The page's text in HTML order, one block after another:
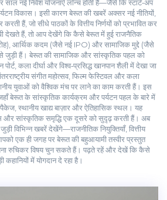
नई निवेश योजनाएँ लॉन्च होती हैं—जैसे कि स्टार्ट‑अप
विकास। इसी कारण बेरूत की खबरें अक्सर नई नीतियों,
हैं, जो सीधे पाठकों के वित्तीय निर्णयों को प्रभावित कर
देखते हैं, तो आप देखेंगे कि कैसे बेरूत में हुई राजनैतिक
आर्थिक कदम (जैसे नई IPO) और सामाजिक मुद्दे (जैसे
जुड़ी हैं। बेरूत की सामाजिक और सांस्कृतिक पहल को
पोर्ट, कला दीर्घा और विश्व‑प्रसिद्ध खानपान शैलीमें देखा जा
संगीत महोत्सव, फिल्म फेस्टिवल और कला
युवाओं को वैश्विक मंच पर लाने का काम करती हैं। इस
बेरूत के सांस्कृतिक कार्यक्रम और पर्यटन पहल के बारे में
स्थानीय खाद्य बाज़ार और ऐतिहासिक स्थल। यह
और सांस्कृतिक समृद्धि एक दूसरे को सुदृढ़ करती हैं। अब
विभिन्न खबरें देखेंगे—राजनीतिक नियुक्तियाँ, वित्तीय
एक ही जगह पर बेरूत की बहुआयामी तस्वीर प्रस्तुत
रुचिकर विषय चुन सकते हैं। पढ़ते रहें और देखें कि कैसे
में योगदान दे रहा है।